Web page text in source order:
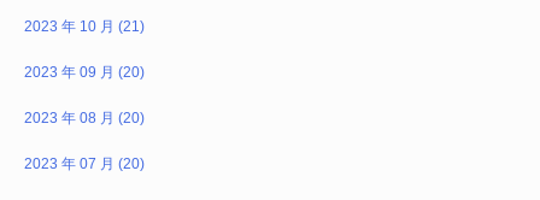
2023 年 10 月 (21)
2023 年 09 月 (20)
2023 年 08 月 (20)
2023 年 07 月 (20)